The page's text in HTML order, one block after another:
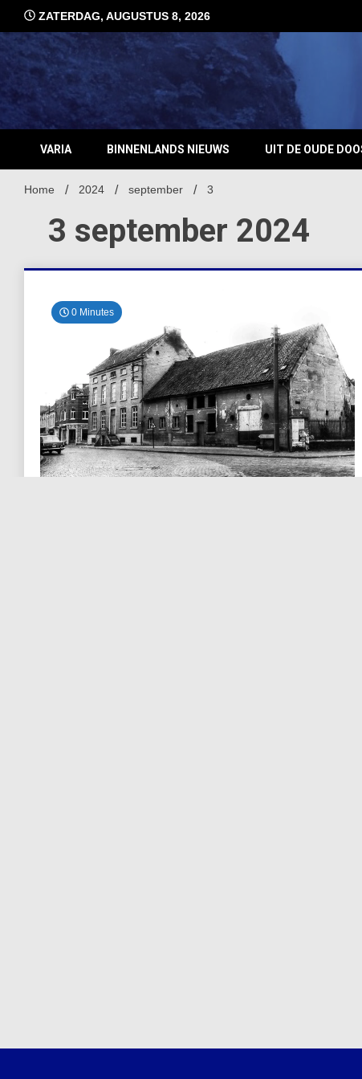
inhoud
ZATERDAG, AUGUSTUS 8, 2026
VARIA BINNENLANDS NIEUWS UIT DE OUDE
Home 2024 september 3
3 september 2024
0 Minutes